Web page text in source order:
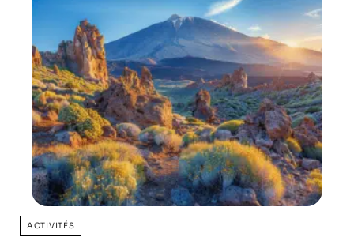
ACTIVITÉS